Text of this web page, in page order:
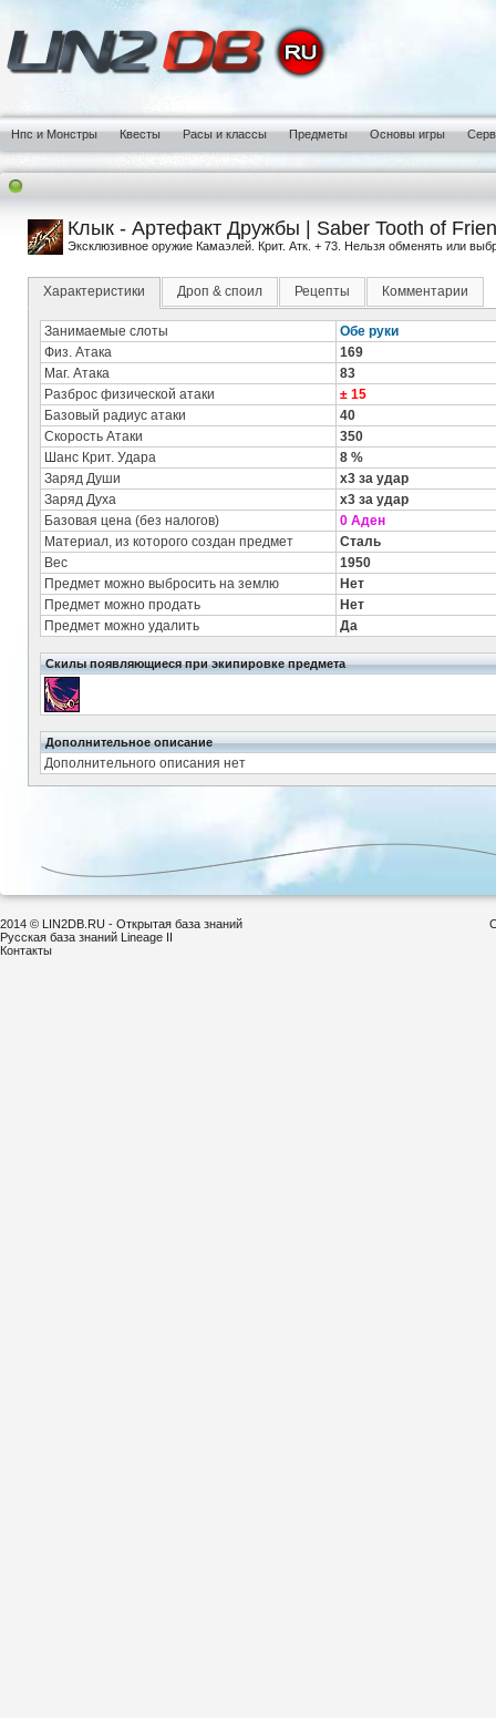
Нпс и Монстры Квесты Расы и классы Предметы Основы игры
Клык - Артефакт Дружбы | Saber Tooth of
Эксклюзивное оружие Камаэлей. Крит. Атк. + 73. Нельзя обменять или
Характеристики Дроп & споил Рецепты Комментарии
Занимаемые слоты
Обе руки
Физ. Атака
169
Маг. Атака
83
Разброс физической атаки
± 15
Базовый радиус атаки
40
Скорость Атаки
350
Шанс Крит. Удара
8 %
Заряд Души
x3 за удар
Заряд Духа
x3 за удар
Базовая цена (без налогов)
0 Аден
Материал, из которого создан предмет
Сталь
Вес
1950
Предмет можно выбросить на землю
Нет
Предмет можно продать
Нет
Предмет можно удалить
Да
Скилы появляющиеся при экипировке предмета
Дополнительное описание
Дополнительного описания нет
2014 © LIN2DB.RU - Открытая база знаний
Русская база знаний Lineage II
Контакты